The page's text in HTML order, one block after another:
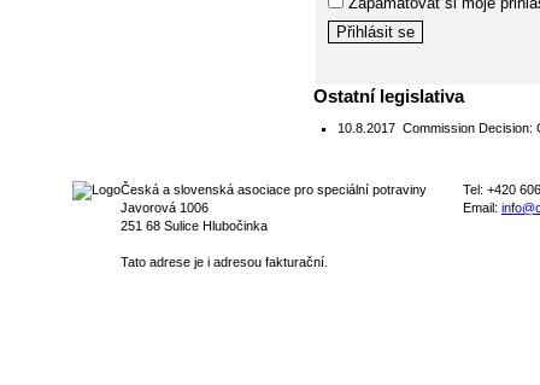
Ostatní legislativa
10.8.2017 Commission Decision:
Česká a slovenská asociace pro speciální potraviny
Javorová 1006
251 68 Sulice Hlubočinka
Tato adrese je i adresou fakturační.
Tel: +420
Email: